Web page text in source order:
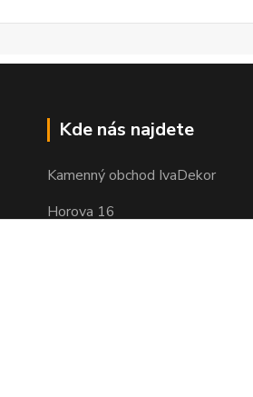
Kde nás najdete
Kamenný obchod IvaDekor
Horova 16